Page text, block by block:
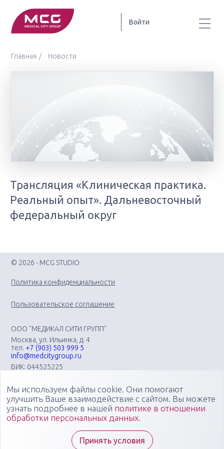
Войти
Главная Новости
Трансляция «Клиническая практика.
Реальный опыт». Дальневосточный
федеральный округ
© 2026 - MCG STUDIO
Политика конфиденциальности
Пользовательское соглашение
ООО "МЕДИКАЛ СИТИ ГРУПП"
Москва, ул. Ильинка, д. 4
тел. +7 (903) 503 999 5
info@medcitygroup.ru
БИК: 044525225
Организация научно-практических медицинских
мероприятий различного профиля: конгрессов, форумов,
конференций, симпозиумов, вебинаров, мастер-классов в
очных, онлайн- и смешанных форматах, повышающих
Специалисты "Медикал Сити Групп" всегда готовы ответить
Мы используем файлы cookie. Они помогают
улучшить Ваше взаимодействие с сайтом. Вы можете
узнать подробнее в нашей политике в отношении
обработки персональных данных.
Принять условия